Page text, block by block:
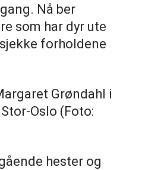
Nå ber
som har dyr ute
forholdene
Grøndahl i
Oslo (Foto:
hester og